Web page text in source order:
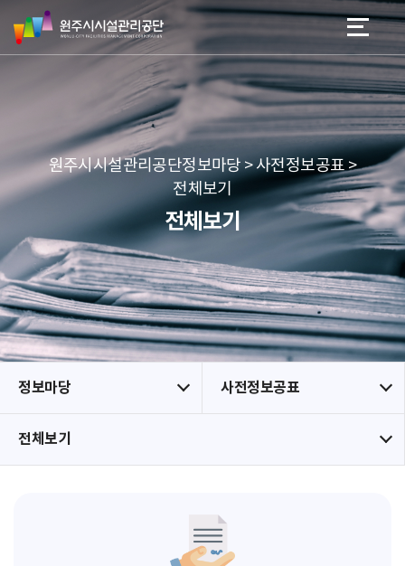
네
본문 바로가기
메뉴 바로가기
원
주
시
리
공
단
원주시시설관리공단정보마당 > 사전정보공표 >
전체보기
전체보기
정보마당 사전정보공표
전체보기